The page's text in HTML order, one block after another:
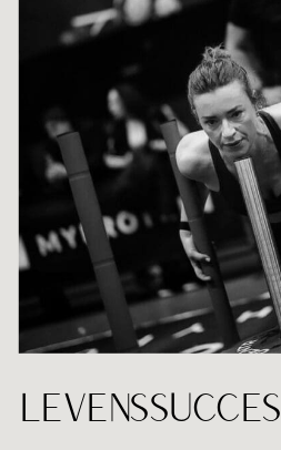
LEVENSSUCCES